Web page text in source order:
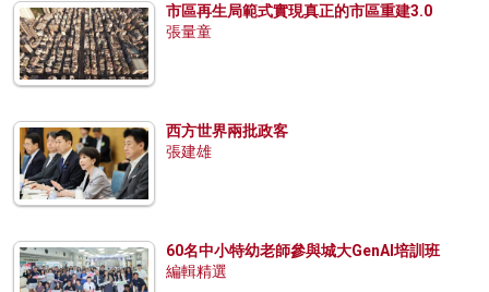
市區再生局範式實現真正的市區重建3.0
張量童
西方世界兩批政客
張建雄
60名中小特幼老師參與城大GenAI培訓班
編輯精選